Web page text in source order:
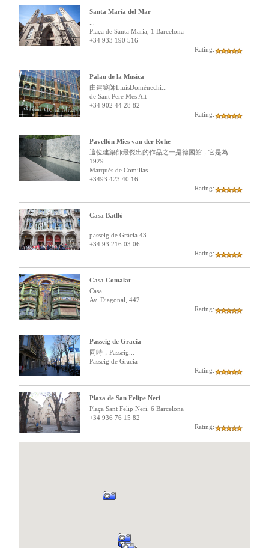
Santa María del Mar
Plaça de Santa Maria, 1 Barcelona
+34 933 190 516
Rating:
Palau de la Musica
由建築師LluísDomènechi...
de Sant Pere Mes Alt
+34 902 44 28 82
Rating:
Pavellón Mies van der Rohe
這位建築師最傑出的作品之一是德國館，它是為
1929...
Marqués de Comillas
+3493 423 40 16
Rating:
Casa Batlló
passeig de Gràcia 43
+34 93 216 03 06
Rating:
Casa Comalat
Casa...
Av. Diagonal, 442
Rating:
Passeig de Gracia
同時，Passeig...
Passeig de Gracia
Rating:
Plaza de San Felipe Neri
Plaça Sant Felip Neri, 6 Barcelona
+34 936 76 15 82
Rating: